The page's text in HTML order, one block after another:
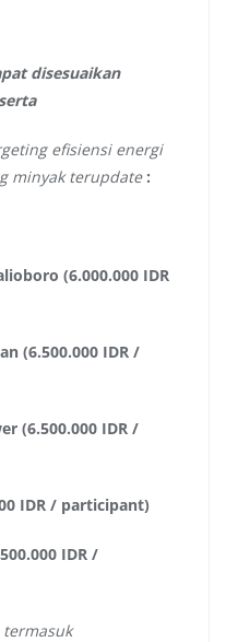
disesuaikan
efisiensi energi
minyak terupdate :
(6.000.000 IDR
(6.500.000 IDR /
(6.500.000 IDR /
IDR / participant)
IDR /